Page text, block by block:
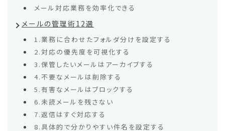
メール対応業務を効率化できる
メールの管理術12選
1.業務に合わせたフォルダ分けを設定する
2.対応の優先度を可視化する
3.保管したいメールはアーカイブする
4.不要なメールは削除する
5.有害なメールはブロックする
6.未読メールを残さない
7.返信はすぐ対応する
8.具体的で分かりやすい件名を設定する